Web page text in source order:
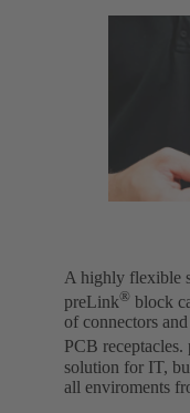
A highly flexible
preLink® block
of connectors
PCB
solution for IT,
all enviroments